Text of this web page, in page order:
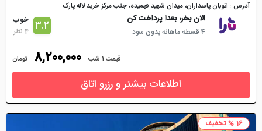
آدرس : اتوبان پاسداران، میدان شهید فهمیده، جنب مرکز خرید لاله پارک
الان بخر، بعدا پرداخت کن
4 قسطه ماهانه بدون سود 3.2 خوب
4 نظر
قیمت 1 شب 8,200,000 تومان
اطلاعات بیشتر و رزرو اتاق
16 % تخفیف